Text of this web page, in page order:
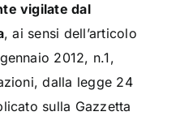
vigilate dal
, ai sensi dell’articolo
2012, n.1,
dalla legge 24
sulla Gazzetta